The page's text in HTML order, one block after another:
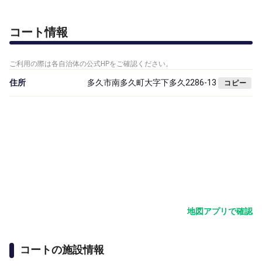
コート情報
ご利用の際は各自治体の公式HPをご確認ください。
住所 多久市南多久町大字下多久2286-13 コピー
地図アプリで確認
コートの施設情報